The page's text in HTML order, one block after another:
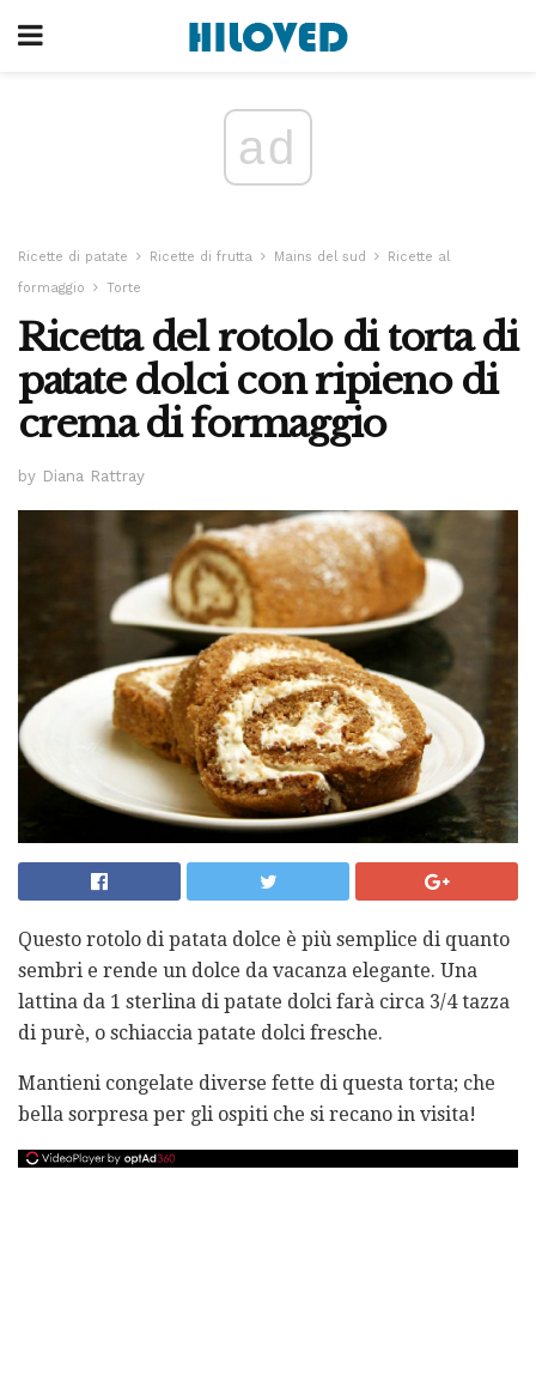
ad
Ricette di patate Ricette di frutta Mains del sud
Ricette al
formaggio
Torte
Ricetta del rotolo di torta di
patate dolci con ripieno di
crema di formaggio
by Diana Rattray
Questo rotolo di patata dolce è più semplice di quanto
sembri e rende un dolce da vacanza elegante. Una
lattina da 1 sterlina di patate dolci farà circa 3/4 tazza
di purè, o schiaccia patate dolci fresche.
Mantieni congelate diverse fette di questa torta; che
bella sorpresa per gli ospiti che si recano in visita!